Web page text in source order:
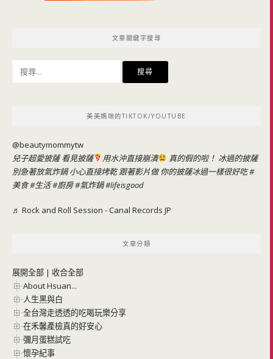
文章關鍵字搜尋
美美媽咪的TIKTOK/YOUTUBE
@beautymommytw
兒子超愛披薩 看見披薩
用水沖直接崩潰
真的假的啦！ 冰過的披薩
別急著放氣炸鍋 小心直接烤乾 跟著影片做 你的披薩冰過一樣很好吃#
美食#生活#廚房#氣炸鍋#lifeisgood
♬ Rock and Roll Session - Canal Records JP
文章分類
展開全部 | 收合全部
About Hsuan...
人生黑與白
全台灣走透透的吃喝玩樂分享
在禾馨產檢真的好安心
彌月蛋糕試吃
懷孕紀事